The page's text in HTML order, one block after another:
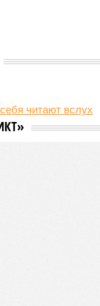
2024 года, но
дольщиков,
сдать к
как эти
Ни
«декабря 2026»
затем 97%, с
ошибок) –